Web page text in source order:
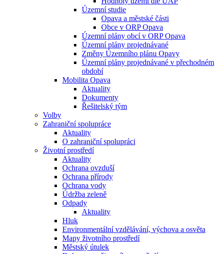
Územní studie
Opava a městské části
Obce v ORP Opava
Územní plány obcí v ORP Opava
Územní plány projednávané
Změny Územního plánu Opavy
Územní plány projednávané v přechodném
období
Mobilita Opava
Aktuality
Dokumenty
Řešitelský tým
Volby
Zahraniční spolupráce
Aktuality
O zahraniční spolupráci
Životní prostředí
Aktuality
Ochrana ovzduší
Ochrana přírody
Ochrana vody
Údržba zeleně
Odpady
Aktuality
Hluk
Environmentální vzdělávání, výchova a osvěta
Mapy životního prostředí
Městský útulek